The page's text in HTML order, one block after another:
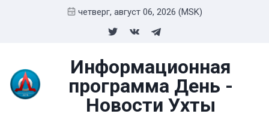
четверг, август 06, 2026 (MSK)
Информационная
программа День -
Новости Ухты